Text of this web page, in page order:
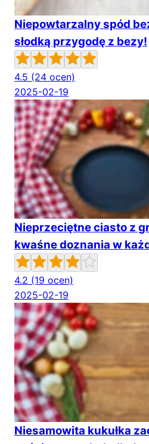
Niepowtarzalny spód
słodką przygodę z bezy!
4.5 (24 ocen)
2025-02-19
Nieprzeciętne ciasto z
kwaśne doznania w
4.2 (19 ocen)
2025-02-19
Niesamowita kukułka